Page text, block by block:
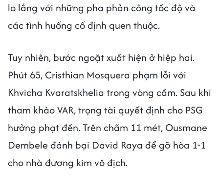
lo lắng với những pha phản công tốc độ và
các tình huống cố định quen thuộc.
Tuy nhiên, bước ngoặt xuất hiện ở hiệp hai.
Phút 65, Cristhian Mosquera phạm lỗi với
Khvicha Kvaratskhelia trong vòng cấm. Sau khi
tham khảo VAR, trọng tài quyết định cho PSG
hưởng phạt đền. Trên chấm 11 mét, Ousmane
Dembele đánh bại David Raya để gỡ hòa 1-1
cho nhà đương kim vô địch.